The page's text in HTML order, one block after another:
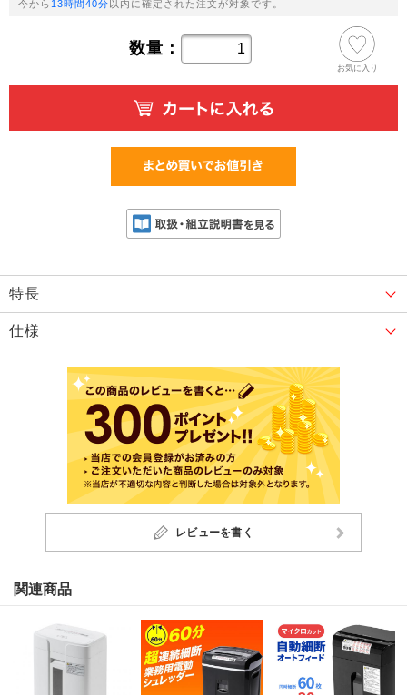
今から 13時間40分 以内に確定された注文が対象です。
数量：
お気に入り
特長
仕様
レビューを書く
関連商品